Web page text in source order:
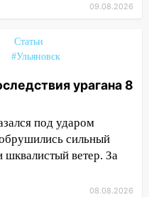
первым в
более
более 10
улиц Ульяновска
09.08.2026
Статьи
#Ульяновск
урагана 8
под ударом
сильный
шквалистый ветер. За
08.08.2026